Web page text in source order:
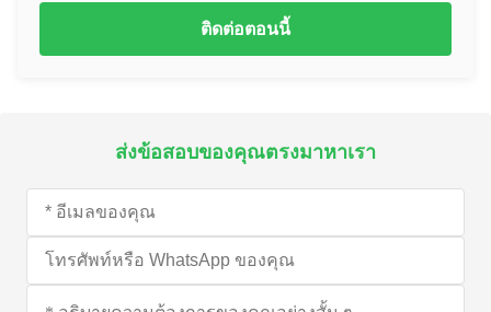
ติดต่อตอนนี้
ส่งข้อสอบของคุณตรงมาหาเรา